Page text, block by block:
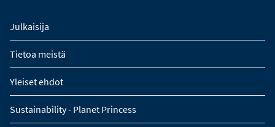
Julkaisija
Tietoa meistä
Yleiset ehdot
Sustainability - Planet Princess